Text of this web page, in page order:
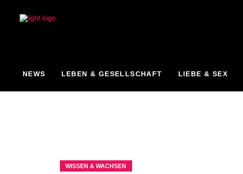
NEWS LEBEN & GESELLSCHAFT LIEBE & SEX
WISSEN & WACHSEN